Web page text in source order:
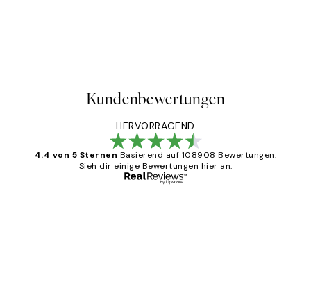
Kundenbewertungen
HERVORRAGEND
4.4 von 5 Sternen Basierend auf 108908 Bewertungen.
Sieh dir einige Bewertungen hier an.